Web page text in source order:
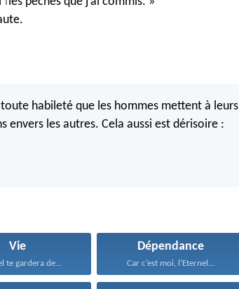
habileté que les hommes mettent à leurs
les autres. Cela aussi est dérisoire :
Vie
te gardera de...
Dépendance
Car c’est moi, l’Eternel...